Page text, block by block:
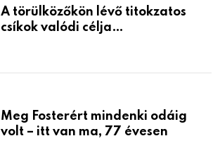
A törülközőkön lévő titokzatos
csíkok valódi célja…
Meg Fosterért mindenki odáig
volt – itt van ma, 77 évesen